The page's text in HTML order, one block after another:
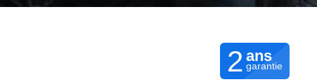
2 ans
garantie